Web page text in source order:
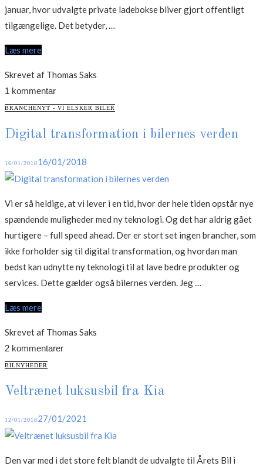
januar, hvor udvalgte private ladebokse bliver gjort offentligt
tilgængelige. Det betyder, …
helst”
Læs mere
Skrevet af Thomas Saks
1 kommentar
CATEGORIES
BRANCHENYT - VI ELSKER BILER
Digital transformation i bilernes verden
Posted
on
16/01/201816/01/2018
Vi er så heldige, at vi lever i en tid, hvor der hele tiden opstår nye
spændende muligheder med ny teknologi. Og det har aldrig gået
hurtigere – full speed ahead. Der er stort set ingen brancher, som
ikke forholder sig til digital transformation, og hvordan man
bedst kan udnytte ny teknologi til at lave bedre produkter og
services. Dette gælder også bilernes verden. Jeg …
Læs mere
Skrevet af Thomas Saks
2 kommentarer
CATEGORIES
BILNYHEDER
Veltrænet luksusbil fra Kia
Posted
on
12/01/201827/01/2021
Den var med i det store felt blandt de udvalgte til Årets Bil i